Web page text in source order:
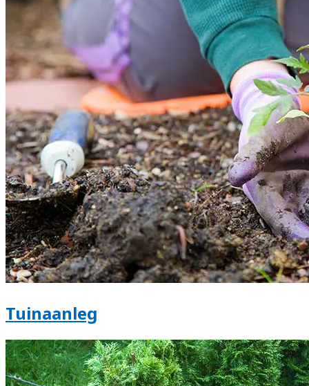
Tuinaanleg